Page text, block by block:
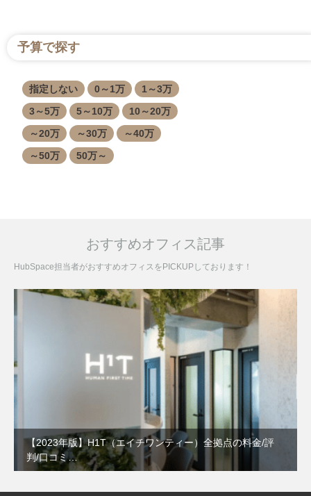
予算で探す
指定しない 0～1万
1～3万
3～5万
5～10万
10～20万
～20万
～30万
～40万
～50万
50万～
おすすめオフィス記事
HubSpace担当者がおすすめオフィスをPICKUPしております！
【2023年版】H1T（エイチワンティー）全拠点の料金/評
判/口コミ…